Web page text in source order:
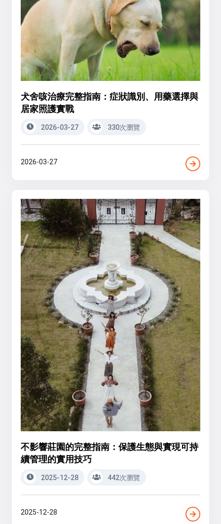
犬舍咳治療完整指南：症狀識別、用藥選擇與
居家照護實戰
2026-03-27 330次瀏覽
2026-03-27
不影響莊園的完整指南：保護生態與實現可持
續管理的實用技巧
2025-12-28 442次瀏覽
2025-12-28